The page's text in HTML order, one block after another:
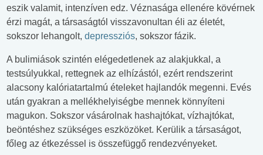
eszik valamit, intenzíven edz. Véznasága ellenére kövérnek
érzi magát, a társaságtól visszavonultan éli az életét,
sokszor lehangolt, depressziós, sokszor fázik.
A bulimiások szintén elégedetlenek az alakjukkal, a
testsúlyukkal, rettegnek az elhízástól, ezért rendszerint
alacsony kalóriatartalmú ételeket hajlandók megenni. Evés
után gyakran a mellékhelyiségbe mennek könnyíteni
magukon. Sokszor vásárolnak hashajtókat, vízhajtókat,
beöntéshez szükséges eszközöket. Kerülik a társaságot,
főleg az étkezéssel is összefüggő rendezvényeket.